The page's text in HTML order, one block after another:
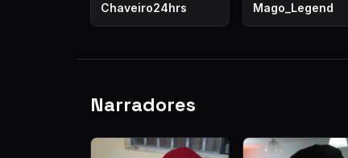
Chaveiro24hrs Mago_Legend
Narradores